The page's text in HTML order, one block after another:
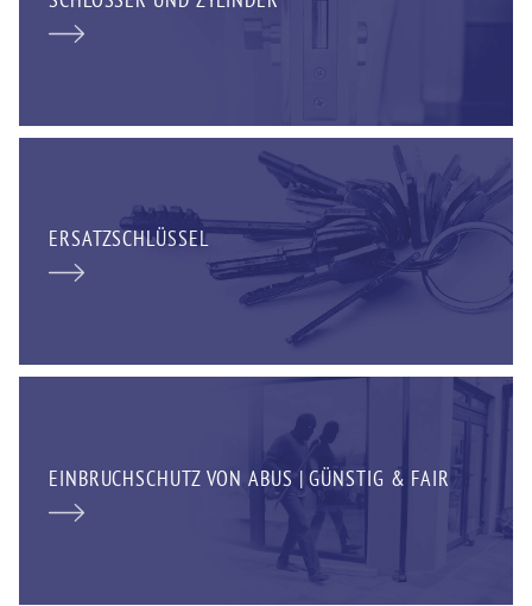
ERSATZSCHLÜSSEL
EINBRUCHSCHUTZ VON ABUS | GÜNSTIG & FAIR